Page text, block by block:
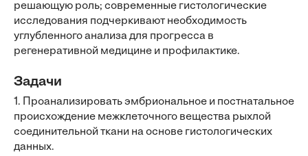
решающую роль; современные гистологические
исследования подчеркивают необходимость
углубленного анализа для прогресса в
регенеративной медицине и профилактике.
Задачи
1. Проанализировать эмбриональное и постнатальное
происхождение межклеточного вещества рыхлой
соединительной ткани на основе гистологических
данных.